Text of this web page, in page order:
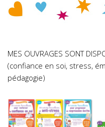
MES OUVRAGES SONT
(confiance en soi, stress,
pédagogie)